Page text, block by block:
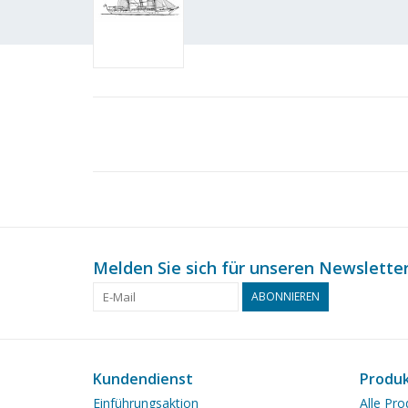
Melden Sie sich für unseren
ABONNIEREN
Kundendienst
Einführungsaktion Alle